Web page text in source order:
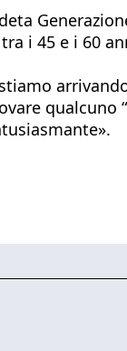
i 45 e i 60
qualcuno